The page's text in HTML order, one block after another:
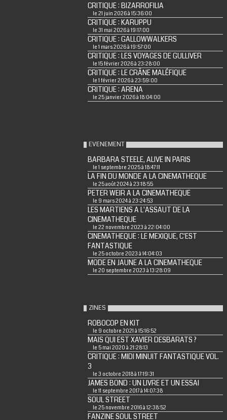
CRITIQUE : BIZARROFILIA
le 21 juin 2026 à 15:36:00
CRITIQUE : KARUPPU
le 31 mai 2026 à 19:17:00
CRITIQUE : GALLOWWALKERS
le 1 mars 2026 à 19:57:00
CRITIQUE : LES VOYAGES DE GULLIVER
le 15 février 2026 à 23:28:00
CRITIQUE : LE CRÂNE MALÉFIQUE
le 1 février 2026 à 23:59:00
CRITIQUE : ARENA
le 25 janvier 2026 à 18:04:00
EVENEMENT
BARBARA STEELE, ALIVE IN PARIS
le 1 septembre 2025 à 18:47:11
LA FIN DU MONDE A LA CINEMATHEQUE
le 25 août 2024 à 23:18:55
PETER WEIR A LA CINEMATHEQUE
le 9 mars 2024 à 23:24:53
LES MARTIENS A L'ASSAUT DE LA
CINEMATHEQUE
le 22 novembre 2023 à 22:04:00
CINEMATHEQUE : LE MEXIQUE, C'EST
FANTASTIQUE
le 25 octobre 2023 à 14:04:03
MODE EN JAUNE A LA CINEMATHEQUE
le 20 septembre 2023 à 13:28:09
ZINES
ROBOCOP EN KIT
le 9 octobre 2021 à 15:16:52
MAIS QUI EST XAVIER DESBARATS ?
le 5 mai 2020 à 21:28:13
CRITIQUE : MIDI MINUIT FANTASTIQUE VOL.
3
le 3 octobre 2018 à 17:19:31
JAMES BOND : UN LIVRE ET UN ESSAI
le 11 septembre 2017 à 14:07:38
SOUL STREET
le 25 novembre 2016 à 12:38:52
FANZINE SOUL STREET